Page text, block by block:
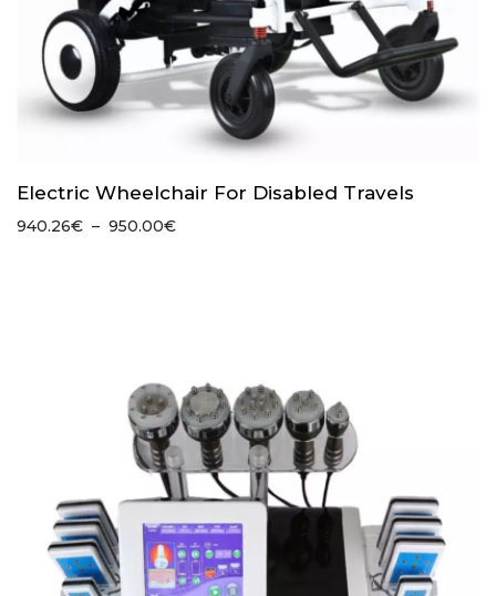
Electric Wheelchair For Disabled Travels
940.26€ – 950.00€Plage